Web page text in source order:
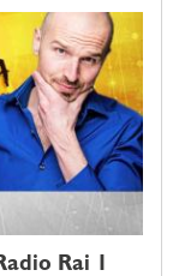
Rai 1